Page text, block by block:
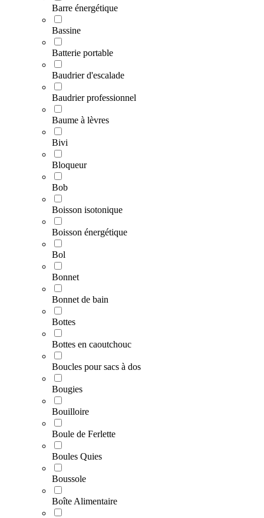
Barre énergétique
Bassine
Batterie portable
Baudrier d'escalade
Baudrier professionnel
Baume à lèvres
Bivi
Bloqueur
Bob
Boisson isotonique
Boisson énergétique
Bol
Bonnet
Bonnet de bain
Bottes
Bottes en caoutchouc
Boucles pour sacs à dos
Bougies
Bouilloire
Boule de Ferlette
Boules Quies
Boussole
Boîte Alimentaire